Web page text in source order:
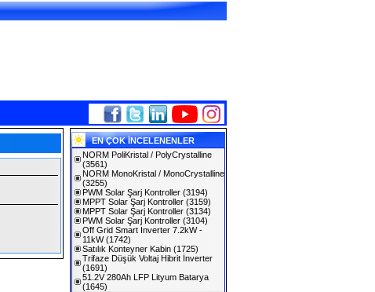
EN ÇOK İNCELENENLER
NORM PoliKristal / PolyCrystalline
(3561)
NORM MonoKristal / MonoCrystalline
(3255)
PWM Solar Şarj Kontroller (3194)
MPPT Solar Şarj Kontroller (3159)
MPPT Solar Şarj Kontroller (3134)
PWM Solar Şarj Kontroller (3104)
Off Grid Smart Inverter 7.2kW -
11kW(1742)
Satılık Konteyner Kabin (1725)
Trifaze Düşük Voltaj Hibrit İnverter
(1691)
51.2V 280Ah LFP Lityum Batarya
(1645)